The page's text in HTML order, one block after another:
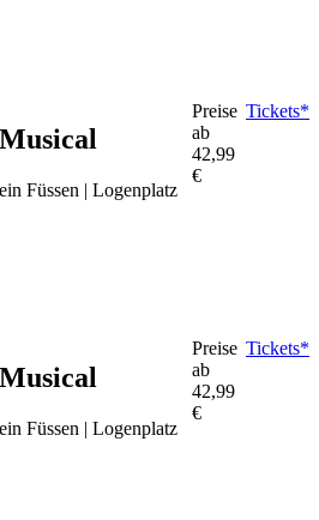
Füssen | Logenplatz
Preise
ab
42,99
€
Tickets*
Füssen | Logenplatz
Preise
ab
42,99
€
Tickets*